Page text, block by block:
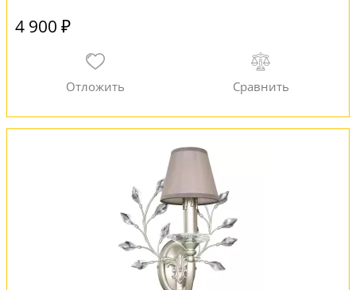
4 900 ₽